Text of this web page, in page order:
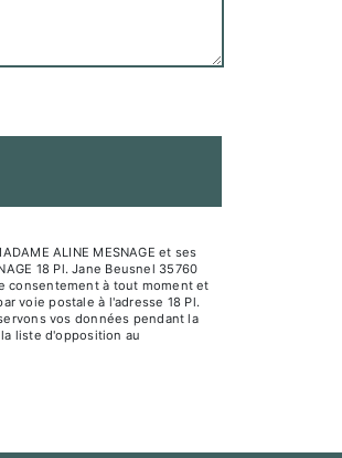
ALINE MESNAGE et ses
18 Pl. Jane Beusnel 35760
consentement à tout moment et
voie postale à l'adresse 18 Pl.
vos données pendant la
liste d'opposition au